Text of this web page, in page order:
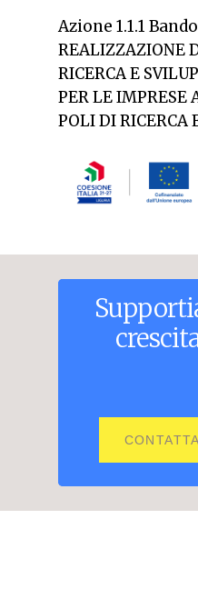
Azione 1.1.1
REALIZZAZIONE
RICERCA E
PER LE IMPRESE
POLI DI RICERCA